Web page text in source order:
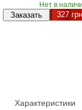
Нет в
327грн
Характеристики